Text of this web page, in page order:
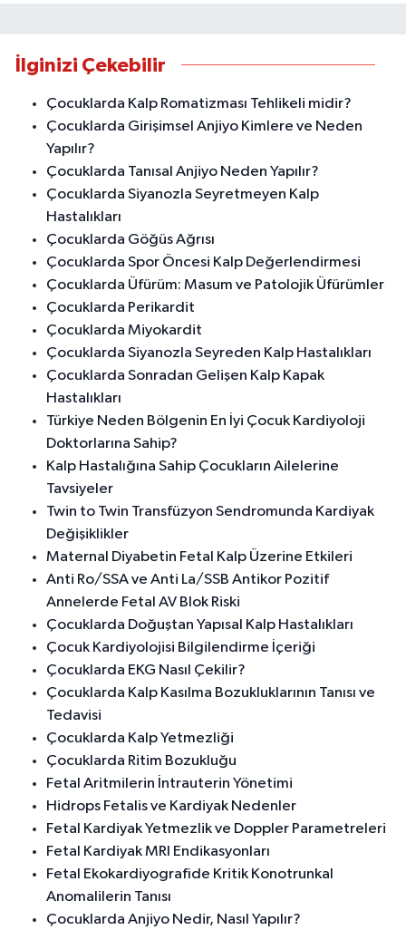
İlginizi Çekebilir
Çocuklarda Kalp Romatizması Tehlikeli midir?
Çocuklarda Girişimsel Anjiyo Kimlere ve Neden
Yapılır?
Çocuklarda Tanısal Anjiyo Neden Yapılır?
Çocuklarda Siyanozla Seyretmeyen Kalp
Hastalıkları
Çocuklarda Göğüs Ağrısı
Çocuklarda Spor Öncesi Kalp Değerlendirmesi
Çocuklarda Üfürüm: Masum ve Patolojik Üfürümler
Çocuklarda Perikardit
Çocuklarda Miyokardit
Çocuklarda Siyanozla Seyreden Kalp Hastalıkları
Çocuklarda Sonradan Gelişen Kalp Kapak
Hastalıkları
Türkiye Neden Bölgenin En İyi Çocuk Kardiyoloji
Doktorlarına Sahip?
Kalp Hastalığına Sahip Çocukların Ailelerine
Tavsiyeler
Twin to Twin Transfüzyon Sendromunda Kardiyak
Değişiklikler
Maternal Diyabetin Fetal Kalp Üzerine Etkileri
Anti Ro/SSA ve Anti La/SSB Antikor Pozitif
Annelerde Fetal AV Blok Riski
Çocuklarda Doğuştan Yapısal Kalp Hastalıkları
Çocuk Kardiyolojisi Bilgilendirme İçeriği
Çocuklarda EKG Nasıl Çekilir?
Çocuklarda Kalp Kasılma Bozukluklarının Tanısı ve
Tedavisi
Çocuklarda Kalp Yetmezliği
Çocuklarda Ritim Bozukluğu
Fetal Aritmilerin İntrauterin Yönetimi
Hidrops Fetalis ve Kardiyak Nedenler
Fetal Kardiyak Yetmezlik ve Doppler Parametreleri
Fetal Kardiyak MRI Endikasyonları
Fetal Ekokardiyografide Kritik Konotrunkal
Anomalilerin Tanısı
Çocuklarda Anjiyo Nedir, Nasıl Yapılır?